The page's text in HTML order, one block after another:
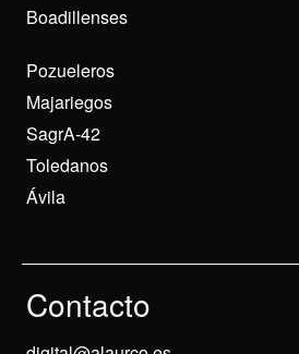
Boadillenses
Pozueleros
Majariegos
SagrA-42
Toledanos
Ávila
Contacto